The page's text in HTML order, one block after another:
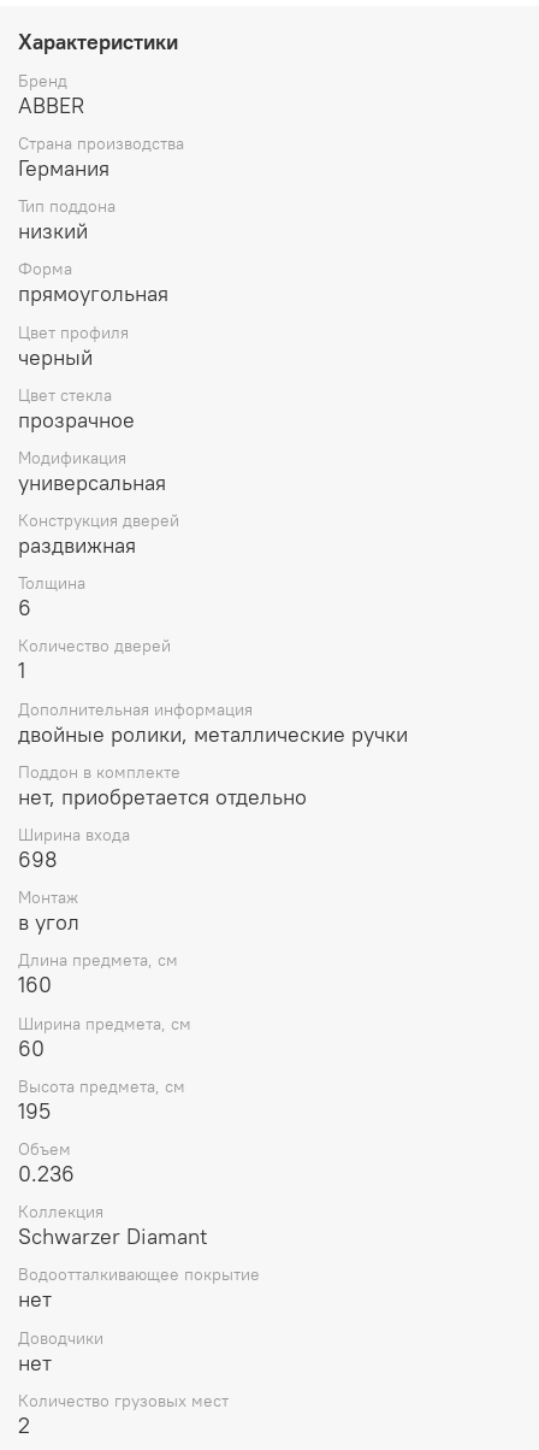
Характеристики
Бренд
ABBER
Страна производства
Германия
Тип поддона
низкий
Форма
прямоугольная
Цвет профиля
черный
Цвет стекла
прозрачное
Модификация
универсальная
Конструкция дверей
раздвижная
Толщина
6
Количество дверей
1
Дополнительная информация
двойные ролики, металлические ручки
Поддон в комплекте
нет, приобретается отдельно
Ширина входа
698
Монтаж
в угол
Длина предмета, см
160
Ширина предмета, см
60
Высота предмета, см
195
Объем
0.236
Коллекция
Schwarzer Diamant
Водоотталкивающее покрытие
нет
Доводчики
нет
Количество грузовых мест
2